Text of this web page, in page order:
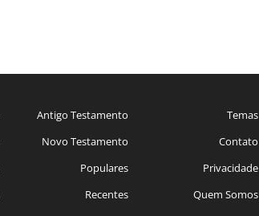
Antigo Testamento
Novo Testamento
Populares
Recentes
Temas
Contato
Privacidade
Quem Somos